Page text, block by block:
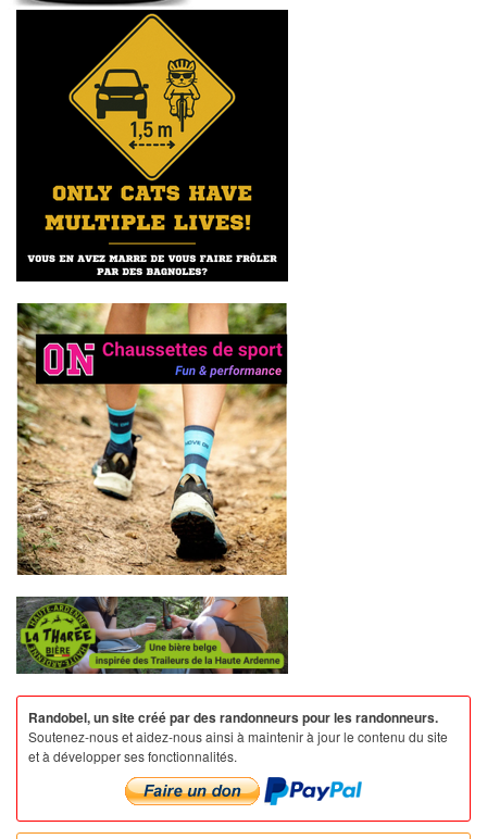
Randobel, un site créé par des randonneurs pour les randonneurs.
Soutenez-nous et aidez-nous ainsi à maintenir à jour le contenu du site
et à développer ses fonctionnalités.